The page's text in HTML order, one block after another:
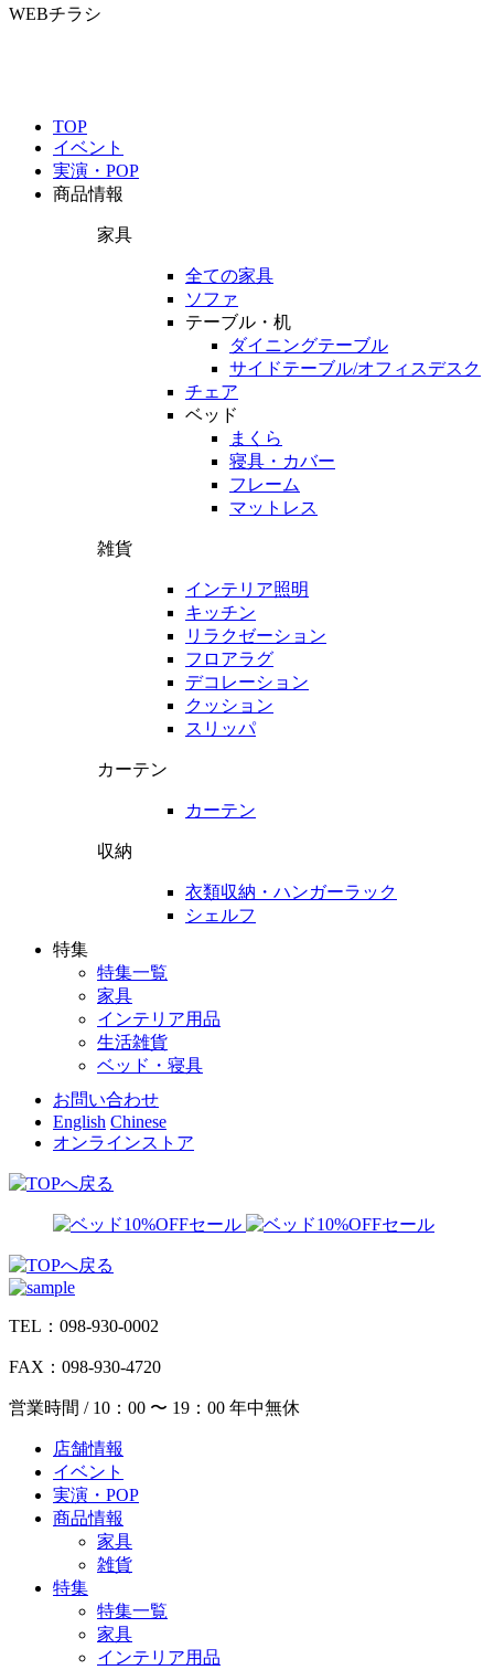
WEBチラシ
TOP
イベント
実演・POP
商品情報
家具
全ての家具
ソファ
テーブル・机
ダイニングテーブル
サイドテーブル/オフィスデスク
チェア
ベッド
まくら
寝具・カバー
フレーム
マットレス
雑貨
インテリア照明
キッチン
リラクゼーション
フロアラグ
デコレーション
クッション
スリッパ
カーテン
カーテン
収納
衣類収納・ハンガーラック
シェルフ
特集
特集一覧
家具
インテリア用品
生活雑貨
ベッド・寝具
お問い合わせ
English Chinese
オンラインストア
TEL：098-930-0002
FAX：098-930-4720
営業時間 / 10：00 〜 19：00 年中無休
店舗情報
イベント
実演・POP
商品情報
家具
雑貨
特集
特集一覧
家具
インテリア用品